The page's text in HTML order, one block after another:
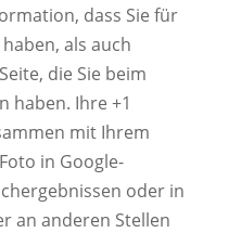
dass Sie für
als auch
die Sie beim
haben. Ihre +1
mit Ihrem
in Google-
oder in
an anderen Stellen